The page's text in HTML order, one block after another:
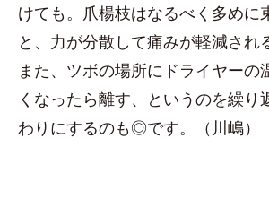
けても。爪楊枝はなるべく多めに
と、力が分散して痛みが軽減され
また、ツボの場所にドライヤーの
くなったら離す、というのを繰り
わりにするのも◎です。（川嶋）